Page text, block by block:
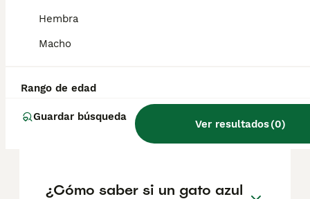
Hembra
Macho
Rango de edad
Guardar búsqueda
Ver resultados(0)
criadores responsables que garanticen la
Informarse bien y comparar opciones antes
¿Cuánto cuesta un gatito
¿Cómo saber si un gato azul